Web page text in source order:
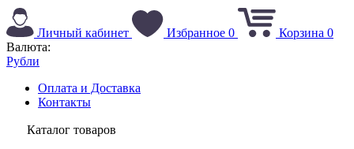
Личный кабинет Избранное 0 Корзина 0
Валюта:
Рубли
Оплата и Доставка
Контакты
Каталог товаров